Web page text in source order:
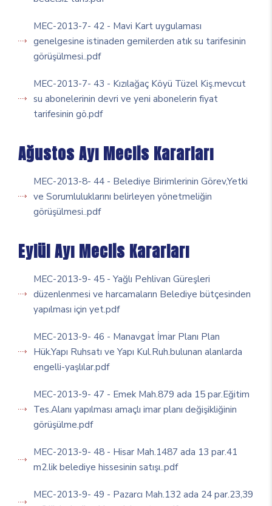
MEC-2013-7- 42 - Mavi Kart uygulaması
genelgesine istinaden gemilerden atık su tarifesinin
görüşülmesi..pdf
MEC-2013-7- 43 - Kızılağaç Köyü Tüzel Kiş.mevcut
su abonelerinin devri ve yeni abonelerin fiyat
tarifesinin gö.pdf
Ağustos Ayı Meclis Kararları
MEC-2013-8- 44 - Belediye Birimlerinin Görev,Yetki
ve Sorumluluklarını belirleyen yönetmeliğin
görüşülmesi..pdf
Eylül Ayı Meclis Kararları
MEC-2013-9- 45 - Yağlı Pehlivan Güreşleri
düzenlenmesi ve harcamaların Belediye bütçesinden
yapılması için yet.pdf
MEC-2013-9- 46 - Manavgat İmar Planı Plan
Hük.Yapı Ruhsatı ve Yapı Kul.Ruh.bulunan alanlarda
engelli-yaşlılar.pdf
MEC-2013-9- 47 - Emek Mah.879 ada 15 par.Eğitim
Tes.Alanı yapılması amaçlı imar planı değişikliğinin
görüşülme.pdf
MEC-2013-9- 48 - Hisar Mah.1487 ada 13 par.41
m2.lik belediye hissesinin satışı..pdf
MEC-2013-9- 49 - Pazarcı Mah.132 ada 24 par.23,39